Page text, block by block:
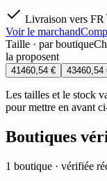
Livraison vers FR
Voir le marchand
Taille · par boutique
la proposent
41 460,54 € 43460,54
Les tailles et le stock
pour mettre en avant
Boutiques
1 boutique · vérifiée